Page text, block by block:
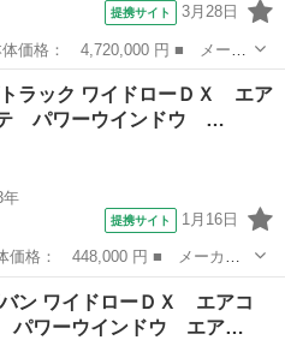
提携サイト 3月28日
トラック ■ グレード名： マ
６名乗車 ツインサブバッテリ
ラック ワイドローＤＸ エア
パワーウインドウ …
年
提携サイト 1月16日
ラック ■ グレード名： ワイ
ワーウインドウ エアバック
ン ワイドローＤＸ エアコ
ワーウインドウ エア…